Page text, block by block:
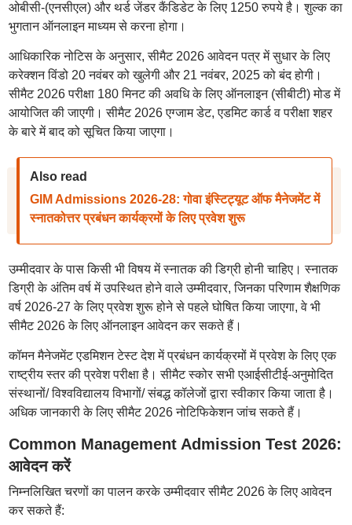
ओबीसी-(एनसीएल) और थर्ड जेंडर कैंडिडेट के लिए 1250 रुपये है। शुल्क का
भुगतान ऑनलाइन माध्यम से करना होगा।
आधिकारिक नोटिस के अनुसार, सीमैट 2026 आवेदन पत्र में सुधार के लिए
करेक्शन विंडो 20 नवंबर को खुलेगी और 21 नवंबर, 2025 को बंद होगी।
सीमैट 2026 परीक्षा 180 मिनट की अवधि के लिए ऑनलाइन (सीबीटी) मोड में
आयोजित की जाएगी। सीमैट 2026 एग्जाम डेट, एडमिट कार्ड व परीक्षा शहर
के बारे में बाद को सूचित किया जाएगा।
Also read
GIM Admissions 2026-28: गोवा इंस्टिट्यूट ऑफ मैनेजमेंट में
स्नातकोत्तर प्रबंधन कार्यक्रमों के लिए प्रवेश शुरू
उम्मीदवार के पास किसी भी विषय में स्नातक की डिग्री होनी चाहिए। स्नातक
डिग्री के अंतिम वर्ष में उपस्थित होने वाले उम्मीदवार, जिनका परिणाम शैक्षणिक
वर्ष 2026-27 के लिए प्रवेश शुरू होने से पहले घोषित किया जाएगा, वे भी
सीमैट 2026 के लिए ऑनलाइन आवेदन कर सकते हैं।
कॉमन मैनेजमेंट एडमिशन टेस्ट देश में प्रबंधन कार्यक्रमों में प्रवेश के लिए एक
राष्ट्रीय स्तर की प्रवेश परीक्षा है। सीमैट स्कोर सभी एआईसीटीई-अनुमोदित
संस्थानों/ विश्वविद्यालय विभागों/ संबद्ध कॉलेजों द्वारा स्वीकार किया जाता है।
अधिक जानकारी के लिए सीमैट 2026 नोटिफिकेशन जांच सकते हैं।
Common Management Admission Test 2026:
आवेदन करें
निम्नलिखित चरणों का पालन करके उम्मीदवार सीमैट 2026 के लिए आवेदन
कर सकते हैं: